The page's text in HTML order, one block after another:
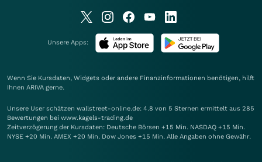
Unsere Apps:
Wenn Sie Kursdaten, Widgets oder andere Finanzinformationen benötigen, hilft
Ihnen ARIVA gerne.
Unsere User schätzen wallstreet-online.de: 4.8 von 5 Sternen ermittelt aus 285
Bewertungen bei www.kagels-trading.de
Zeitverzögerung der Kursdaten: Deutsche Börsen +15 Min. NASDAQ +15 Min.
NYSE +20 Min. AMEX +20 Min. Dow Jones +15 Min. Alle Angaben ohne Gewähr.